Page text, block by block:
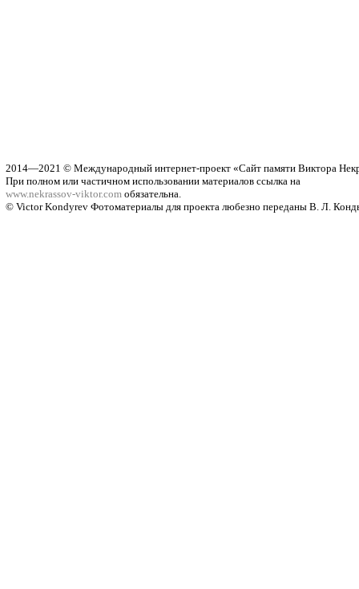
2014—2021 © Международный интернет-проект «Сайт памяти Виктора
При полном или частичном использовании материалов ссылка на
www.nekrassov-viktor.com обязательна.
© Viсtor Kondyrev Фотоматериалы для проекта